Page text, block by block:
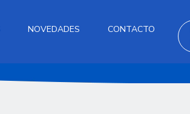
NOVEDADES CONTACTO